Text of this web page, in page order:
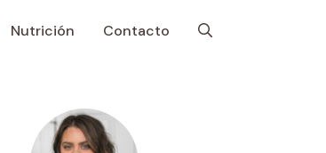
Nutrición Contacto